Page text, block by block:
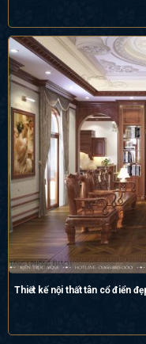
Thiết kế nội thất tân cổ điển